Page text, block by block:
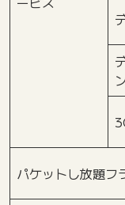
パケットし放題